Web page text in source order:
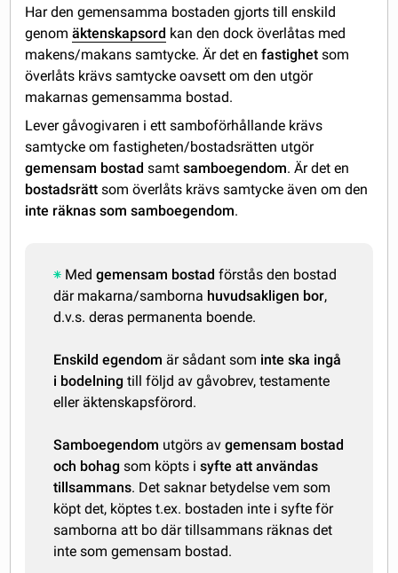
Har den gemensamma bostaden gjorts till enskild
genomäktenskapsord kan den dock överlåtas med
makens/makans samtycke. Är det enfastighet som
överlåts krävs samtycke oavsett om den utgör
makarnas gemensamma bostad.
Lever gåvogivaren i ett samboförhållande krävs
samtycke om fastigheten/bostadsrätten utgör
gemensam bostad samtsamboegendom. Är det en
bostadsrätt som överlåts krävs samtycke även om den
inte räknas som samboegendom.
Medgemensam bostad förstås den bostad
där makarna/samborna huvudsakligen bor,
d.v.s. deras permanenta boende.
Enskild egendom är sådant som inte ska ingå
i bodelning till följd av gåvobrev, testamente
eller äktenskapsförord.
Samboegendom utgörs avgemensam bostad
och bohag som köpts isyfte att användas
tillsammans. Det saknar betydelse vem som
köpt det, köptes t.ex. bostaden inte i syfte för
samborna att bo där tillsammans räknas det
inte som gemensam bostad.